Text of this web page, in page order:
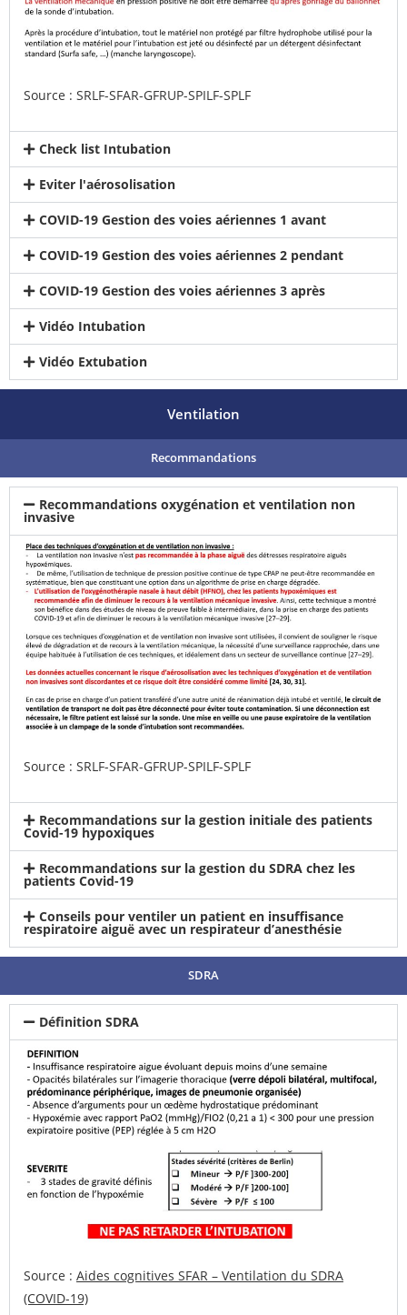
Source : SRLF-SFAR-GFRUP-SPILF-SPLF
Check list Intubation
Eviter l'aérosolisation
COVID-19 Gestion des voies aériennes 1 avant
COVID-19 Gestion des voies aériennes 2 pendant
COVID-19 Gestion des voies aériennes 3 après
Vidéo Intubation
Vidéo Extubation
Ventilation
Recommandations
Recommandations oxygénation et ventilation non
invasive
Source : SRLF-SFAR-GFRUP-SPILF-SPLF
Recommandations sur la gestion initiale des patients
Covid-19 hypoxiques
Recommandations sur la gestion du SDRA chez les
patients Covid-19
Conseils pour ventiler un patient en insuffisance
respiratoire aiguë avec un respirateur d’anesthésie
SDRA
Définition SDRA
Source : Aides cognitives SFAR – Ventilation du SDRA
(COVID-19)